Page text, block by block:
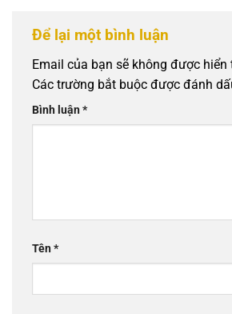
Để lại một bình luận
Email của bạn sẽ không được hiển
Các trường bắt buộc được đánh
Bình luận*
Tên*